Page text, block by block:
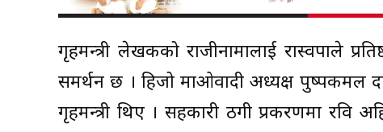
गृहमन्त्री लेखकको राजीनामालाई रास्वपाले
समर्थन छ । हिजो माओवादी अध्यक्ष पुष्पकमल
गृहमन्त्री थिए । सहकारी ठगी प्रकरणमा रवि